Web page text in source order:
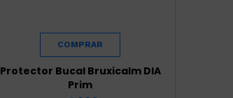
Protector Bucal Bruxicalm DIA
Prim